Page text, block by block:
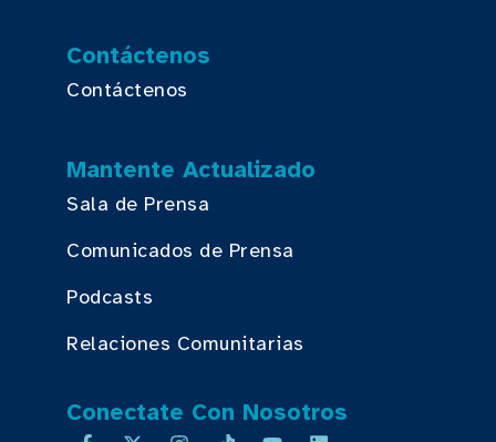
Contáctenos
Contáctenos
Mantente Actualizado
Sala de Prensa
Comunicados de Prensa
Podcasts
Relaciones Comunitarias
Conectate Con Nosotros